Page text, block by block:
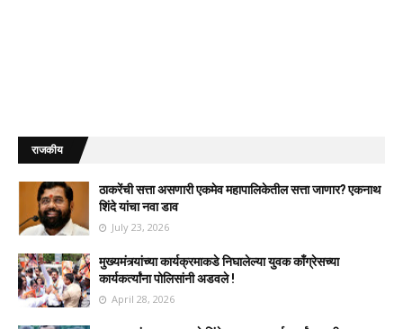
राजकीय
ठाकरेंची सत्ता असणारी एकमेव महापालिकेतील सत्ता जाणार? एकनाथ
शिंदे यांचा नवा डाव
July 23, 2026
मुख्यमंत्र्यांच्या कार्यक्रमाकडे निघालेल्या युवक काँग्रेसच्या
कार्यकर्त्यांना पोलिसांनी अडवले !
April 28, 2026